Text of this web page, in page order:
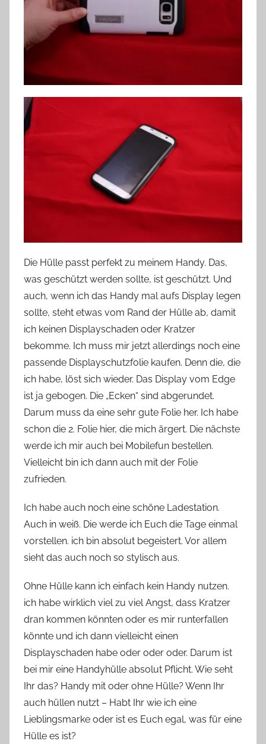
Die Hülle passt perfekt zu meinem Handy. Das,
was geschützt werden sollte, ist geschützt. Und
auch, wenn ich das Handy mal aufs Display legen
sollte, steht etwas vom Rand der Hülle ab, damit
ich keinen Displayschaden oder Kratzer
bekomme. Ich muss mir jetzt allerdings noch eine
passende Displayschutzfolie kaufen. Denn die, die
ich habe, löst sich wieder. Das Display vom Edge
ist ja gebogen. Die „Ecken“ sind abgerundet.
Darum muss da eine sehr gute Folie her. Ich habe
schon die 2. Folie hier, die mich ärgert. Die nächste
werde ich mir auch bei Mobilefun bestellen.
Vielleicht bin ich dann auch mit der Folie
zufrieden.
Ich habe auch noch eine schöne Ladestation.
Auch in weiß. Die werde ich Euch die Tage einmal
vorstellen. ich bin absolut begeistert. Vor allem
sieht das auch noch so stylisch aus.
Ohne Hülle kann ich einfach kein Handy nutzen.
ich habe wirklich viel zu viel Angst, dass Kratzer
dran kommen könnten oder es mir runterfallen
könnte und ich dann vielleicht einen
Displayschaden habe oder oder oder. Darum ist
bei mir eine Handyhülle absolut Pflicht. Wie seht
Ihr das? Handy mit oder ohne Hülle? Wenn Ihr
auch hüllen nutzt – Habt Ihr wie ich eine
Lieblingsmarke oder ist es Euch egal, was für eine
Hülle es ist?